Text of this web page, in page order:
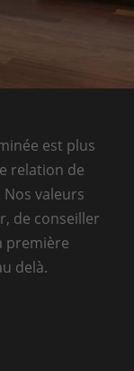
est plus
relation de
valeurs
de conseiller
première
delà.